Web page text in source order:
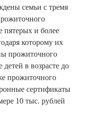
семьи с тремя
и более
которому их
прожиточного
в возрасте до
прожиточного
сертификаты
10 тыс. рублей